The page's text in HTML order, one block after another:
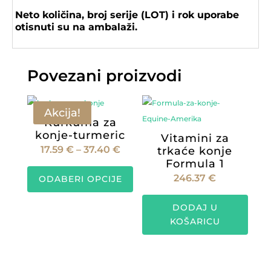
Neto količina, broj serije (LOT) i rok uporabe
otisnuti su na ambalaži.
Povezani proizvodi
Akcija!
Kurkuma za
konje-turmeric
17.59 € – 37.40 €Raspon
cijena:
od
17.59 €
ODABERI OPCIJE
Ovaj
ima
Vitamini za
trkaće konje
Formula 1
246.37€
DODAJ U
KOŠARICU